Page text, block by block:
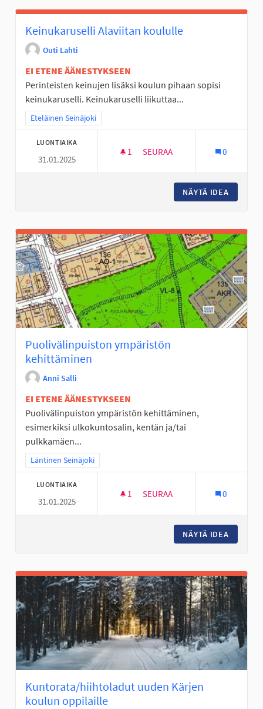
Keinukaruselli Alaviitan koululle
Outi Lahti
EI ETENE ÄÄNESTYKSEEN
Perinteisten keinujen lisäksi koulun pihaan sopisi
keinukaruselli. Keinukaruselli liikuttaa...
Rajaa tulokset teeman mukaan: Eteläinen Seinäjoki
Eteläinen Seinäjoki
LUONTIAIKA
31.01.2025
1 1 SEURAAJA
SEURAA 0
NÄYTÄ IDEA
Puolivälinpuiston ympäristön
kehittäminen
Anni Salli
EI ETENE ÄÄNESTYKSEEN
Puolivälinpuiston ympäristön kehittäminen,
esimerkiksi ulkokuntosalin, kentän ja/tai
pulkkamäen...
Rajaa tulokset teeman mukaan: Läntinen Seinäjoki
Läntinen Seinäjoki
LUONTIAIKA
31.01.2025
1 1 SEURAAJA
SEURAA 0
NÄYTÄ IDEA
Kuntorata/hiihtoladut uuden Kärjen
koulun oppilaille